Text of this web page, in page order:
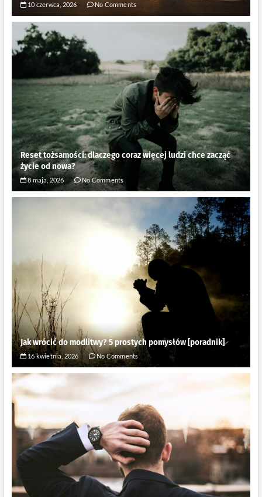
10 czerwca, 2026 No Comments
Reset tożsamości: dlaczego coraz więcej ludzi chce zacząć
życie od nowa?
8 maja, 2026 No Comments
Jak wrócić do modlitwy? 5 prostych pomysłów [poradnik]
16 kwietnia, 2026 No Comments